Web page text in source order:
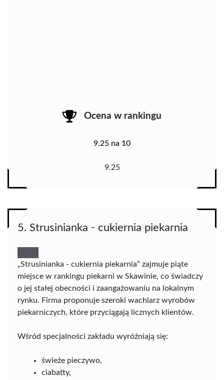
Ocena w rankingu
9.25 na 10
9.25
5. Strusinianka - cukiernia piekarnia
„Strusinianka - cukiernia piekarnia” zajmuje piąte
miejsce w rankingu piekarni w Skawinie, co świadczy
o jej stałej obecności i zaangażowaniu na lokalnym
rynku. Firma proponuje szeroki wachlarz wyrobów
piekarniczych, które przyciągają licznych klientów.
Wśród specjalności zakładu wyróżniają się:
świeże pieczywo,
ciabatty,